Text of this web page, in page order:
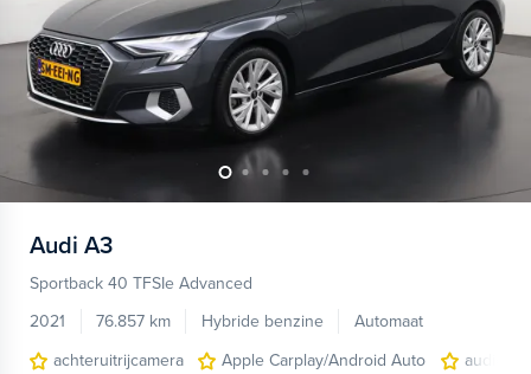
Audi A3
Sportback 40 TFSIe Advanced
2021
76.857 km Hybride benzine
Automaat
achteruitrijcamera
Apple Carplay/Android Auto
audio